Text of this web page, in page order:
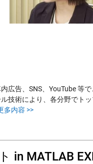
広告、SNS、YouTube 等
技術により、各分野でト
多内容 >>
in MATLAB